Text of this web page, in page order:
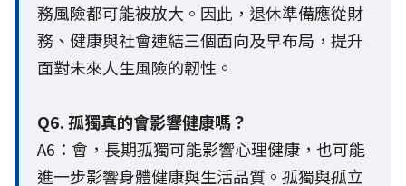
務風險都可能被放大。因此，退休準備應從財
務、健康與社會連結三個面向及早布局，提升
面對未來人生風險的韌性。
Q6. 孤獨真的會影響健康嗎？
A6：會，長期孤獨可能影響心理健康，也可能
進一步影響身體健康與生活品質。孤獨與孤立